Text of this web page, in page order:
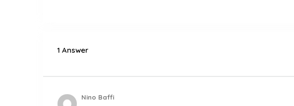
1 Answer
Nino Baffi